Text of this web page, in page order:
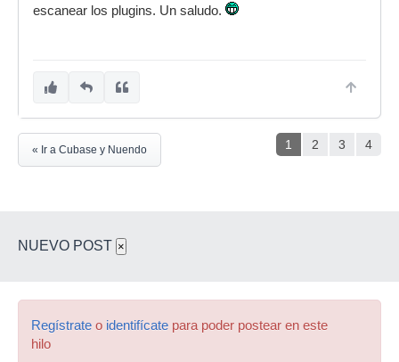
escanear los plugins. Un saludo.
1 2 3 4
« Ir a Cubase y Nuendo
NUEVO POST ×
Regístrate o identifícate para poder postear en este
hilo